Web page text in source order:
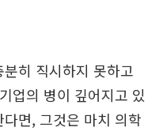
히 직시하지 못하고
업의 병이 깊어지고 있
면, 그것은 마치 의학